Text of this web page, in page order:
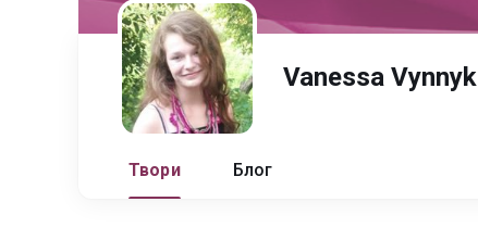
Vanessa Vynnyk
Твори Блог